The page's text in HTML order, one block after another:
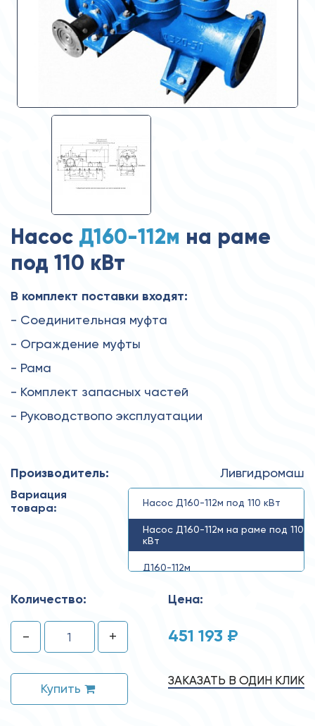
Насос Д160-112м на раме
под 110 кВт
В комплект поставки входят:
- Соединительная муфта
- Ограждение муфты
- Рама
- Комплект запасных частей
- Руководствопо эксплуатации
Производитель: Ливгидромаш
Вариация
товара:
Насос Д160-112м под 110 кВт
Насос Д160-112м на раме под 110
кВт
Д160-112м
Количество:
- +
Купить
Цена:
451 193 ₽
ЗАКАЗАТЬ В ОДИН КЛИК